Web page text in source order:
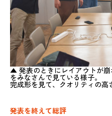
▲ 発表のときにレイアウトが
をみなさんで見ている様子。
完成形を見て、クオリティの高
発表を終えて総評